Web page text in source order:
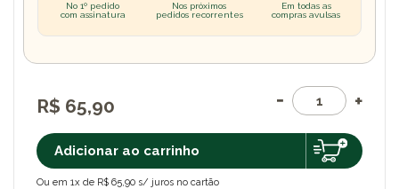
R$ 65,90
Adicionar ao carrinho
Ou em 1x de R$ 65,90 s/ juros no cartão
No 1º pedido
com assinatura
Nos próximos
pedidos recorrentes
Em todas as
compras avulsas